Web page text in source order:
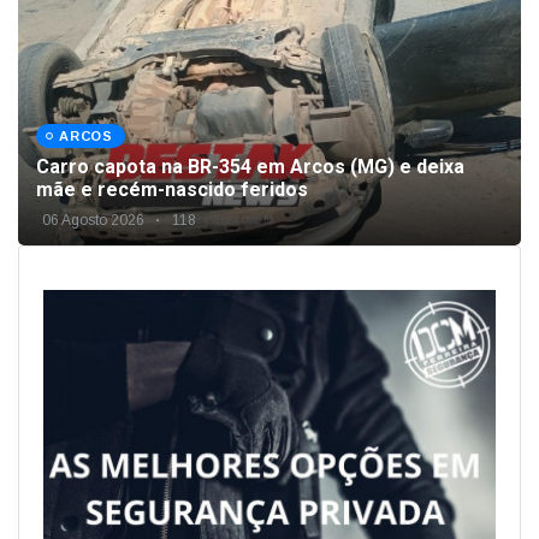
ARCOS
Carro capota na BR-354 em Arcos (MG) e deixa
mãe e recém-nascido feridos
06 Agosto 2026 118